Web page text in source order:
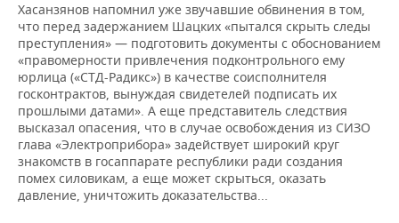
Хасанзянов напомнил уже звучавшие обвинения в том,
что перед задержанием Шацких «пытался скрыть следы
преступления» — подготовить документы с обоснованием
«правомерности привлечения подконтрольного ему
юрлица («СТД-Радикс») в качестве соисполнителя
госконтрактов, вынуждая свидетелей подписать их
прошлыми датами». А еще представитель следствия
высказал опасения, что в случае освобождения из СИЗО
глава «Электроприбора» задействует широкий круг
знакомств в госаппарате республики ради создания
помех силовикам, а еще может скрыться, оказать
давление, уничтожить доказательства...